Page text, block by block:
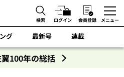
検索 ログイン 会員登録 メニュー
グ 最新号 連載
100年の総括